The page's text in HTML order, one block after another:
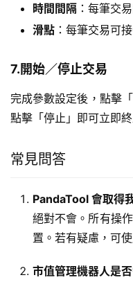
時間間隔 ：每筆交
滑點 ：每筆交易可
7.開始／停止交易
完成參數設定後，點擊
點擊「停止」即可立即終
常見問答
PandaTool 會取得
絕對不會。所有操
置。若有疑慮，可
市值管理機器人是